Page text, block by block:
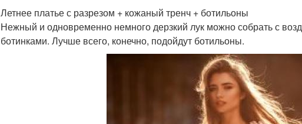
Летнее платье с разрезом + кожаный тренч + ботильоны
Нежный и одновременно немного дерзкий лук можно собрать с
ботинками. Лучше всего, конечно, подойдут ботильоны.